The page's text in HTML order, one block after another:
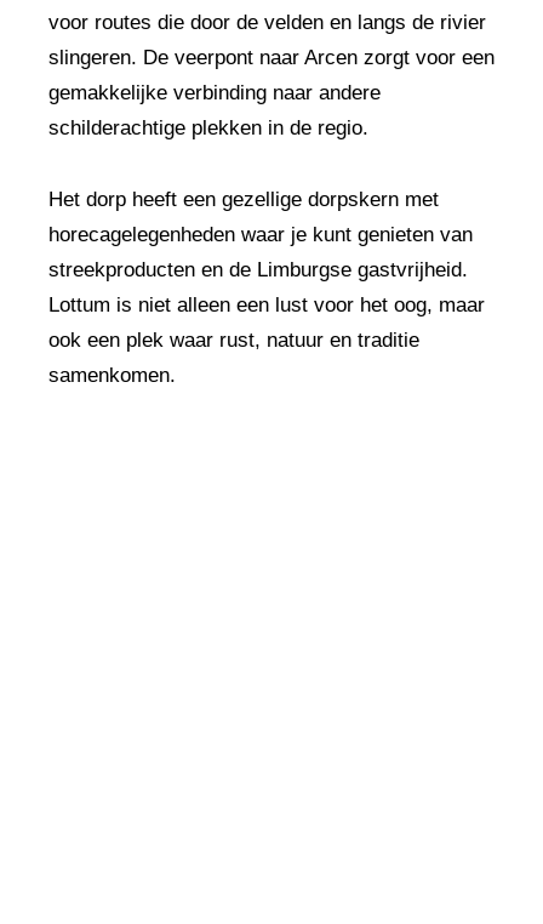
voor routes die door de velden en langs de rivier
slingeren. De veerpont naar Arcen zorgt voor een
gemakkelijke verbinding naar andere
schilderachtige plekken in de regio.
Het dorp heeft een gezellige dorpskern met
horecagelegenheden waar je kunt genieten van
streekproducten en de Limburgse gastvrijheid.
Lottum is niet alleen een lust voor het oog, maar
ook een plek waar rust, natuur en traditie
samenkomen.